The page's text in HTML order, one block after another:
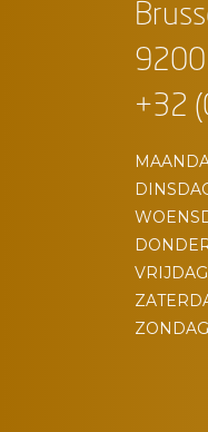
9200
+32
VRIJDAG
ZONDAG